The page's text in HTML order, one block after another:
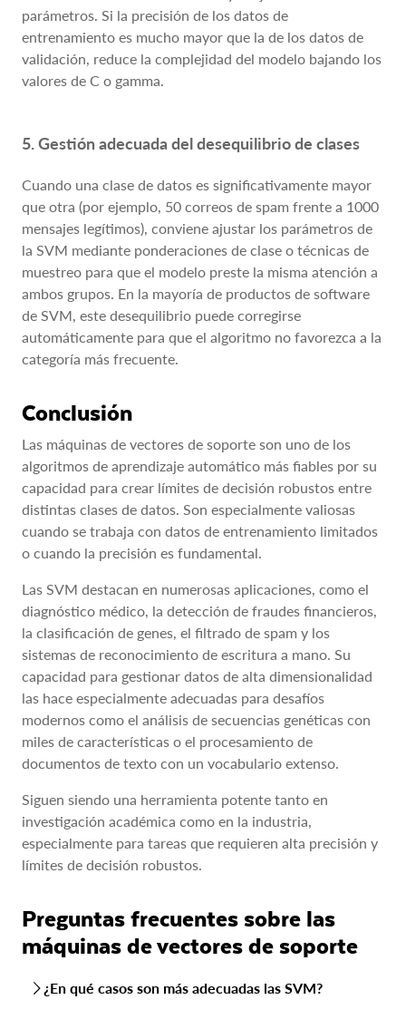
parámetros. Si la precisión de los datos de
entrenamiento es mucho mayor que la de los datos de
validación, reduce la complejidad del modelo bajando los
valores de C o gamma.
5. Gestión adecuada del desequilibrio de clases
Cuando una clase de datos es significativamente mayor
que otra (por ejemplo, 50 correos de spam frente a 1000
mensajes legítimos), conviene ajustar los parámetros de
la SVM mediante ponderaciones de clase o técnicas de
muestreo para que el modelo preste la misma atención a
ambos grupos. En la mayoría de productos de software
de SVM, este desequilibrio puede corregirse
automáticamente para que el algoritmo no favorezca a la
categoría más frecuente.
Conclusión
Las máquinas de vectores de soporte son uno de los
algoritmos de aprendizaje automático más fiables por su
capacidad para crear límites de decisión robustos entre
distintas clases de datos. Son especialmente valiosas
cuando se trabaja con datos de entrenamiento limitados
o cuando la precisión es fundamental.
Las SVM destacan en numerosas aplicaciones, como el
diagnóstico médico, la detección de fraudes financieros,
la clasificación de genes, el filtrado de spam y los
sistemas de reconocimiento de escritura a mano. Su
capacidad para gestionar datos de alta dimensionalidad
las hace especialmente adecuadas para desafíos
modernos como el análisis de secuencias genéticas con
miles de características o el procesamiento de
documentos de texto con un vocabulario extenso.
Siguen siendo una herramienta potente tanto en
investigación académica como en la industria,
especialmente para tareas que requieren alta precisión y
límites de decisión robustos.
Preguntas frecuentes sobre las
máquinas de vectores de soporte
¿En qué casos son más adecuadas las SVM?